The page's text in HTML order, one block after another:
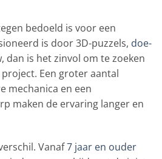
bedoeld is voor een
is door 3D-puzzels, doe-
dan is het zinvol om te zoeken
Een groter aantal
mechanica en een
maken de ervaring langer en
Vanaf7 jaar en ouder